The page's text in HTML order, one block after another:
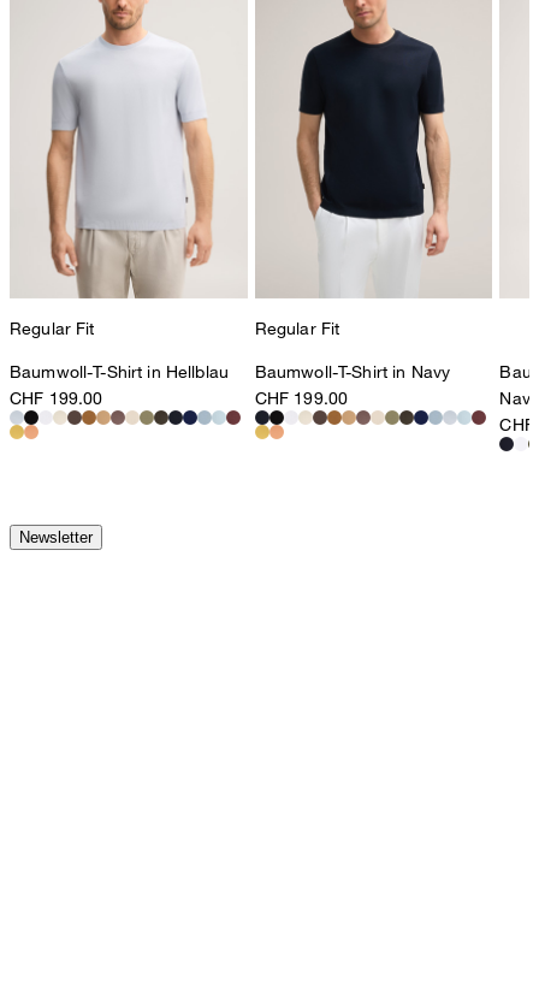
Regular Fit
Baumwoll-T-Shirt in Hellblau
CHF 199.00
Regular Fit
Baumwoll-T-Shirt in Navy
CHF 199.00
Navy
Newsletter